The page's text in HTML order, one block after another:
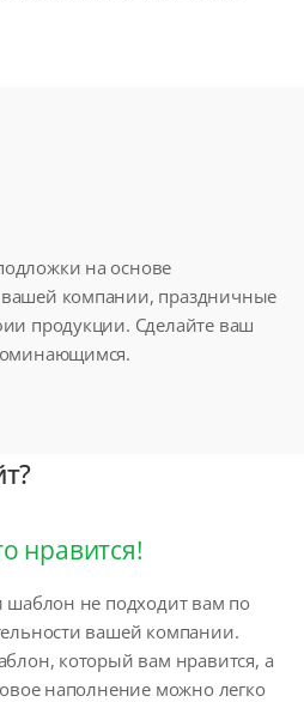
на основе
компании, праздничные
продукции. Сделайте ваш
нравится!
шаблон не подходит вам по
вашей компании.
который вам нравится, а
наполнение можно легко